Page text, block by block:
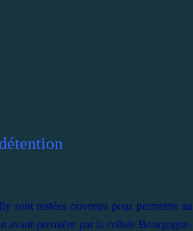
sont restées ouvertes pour permettre au
avant-première par la cellule Bourgogne-